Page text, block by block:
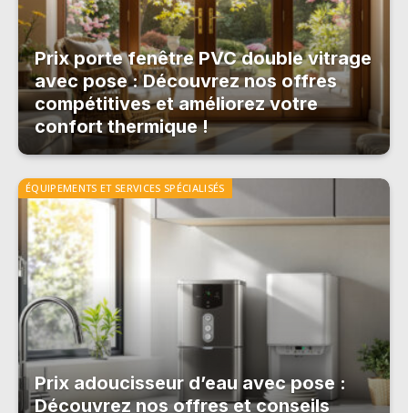
Prix porte fenêtre PVC double vitrage
avec pose : Découvrez nos offres
compétitives et améliorez votre
confort thermique !
ÉQUIPEMENTS ET SERVICES SPÉCIALISÉS
Prix adoucisseur d’eau avec pose :
Découvrez nos offres et conseils